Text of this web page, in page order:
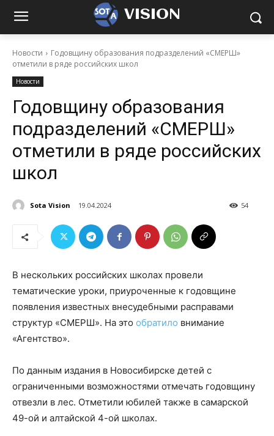
VISION
Новости
Годовщину образования подразделений «СМЕРШ»
отметили в ряде российских школ
Новости
Годовщину образования
подразделений «СМЕРШ»
отметили в ряде российских
школ
Sota Vision 19.04.2024 54
В нескольких российских школах провели
тематические уроки, приуроченные к годовщине
появления известных внесудебными расправами
структур «СМЕРШ». На это обратило внимание
«Агентство».
По данным издания в Новосибирске детей с
ограниченными возможностями отмечать годовщину
отвезли в лес. Отметили юбилей также в самарской
49-ой и алтайской 4-ой школах.